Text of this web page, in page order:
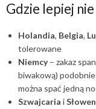
Gdzie lepiej
Holandia, Belgia,
tolerowane
Niemcy– zakaz
biwakową)
można spać jedną
Szwajcaria i